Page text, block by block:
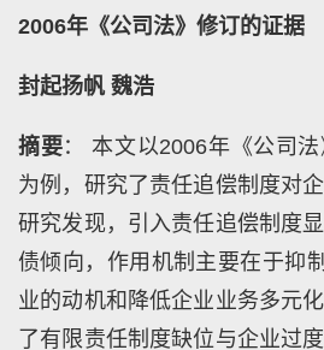
2006年《公司法》修订的证据
封起扬帆 魏浩
摘要： 本文以2006年《公司
为例，研究了责任追偿制度对
研究发现，引入责任追偿制度
债倾向，作用机制主要在于抑
业的动机和降低企业业务多元
了有限责任制度缺位与企业过